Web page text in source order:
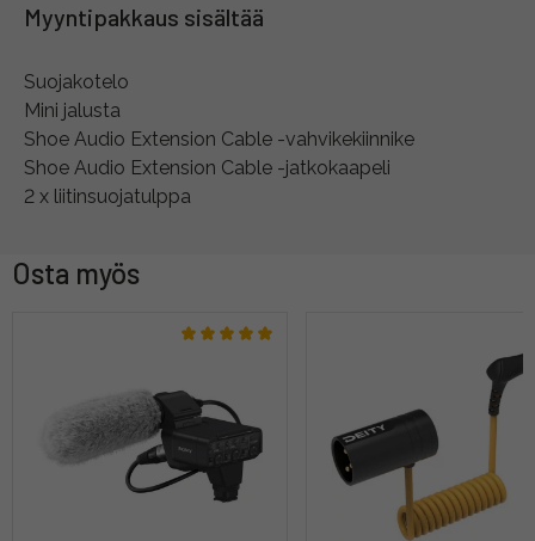
Myyntipakkaus sisältää
Suojakotelo
Mini jalusta
Shoe Audio Extension Cable -vahvikekiinnike
Shoe Audio Extension Cable -jatkokaapeli
2 x liitinsuojatulppa
Osta myös